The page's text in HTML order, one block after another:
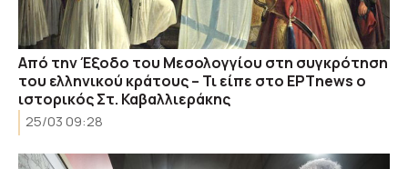
Από την Έξοδο του Μεσολογγίου στη συγκρότηση
του ελληνικού κράτους – Τι είπε στο ΕΡΤnews ο
ιστορικός Στ. Καβαλλιεράκης
25/03 09:28